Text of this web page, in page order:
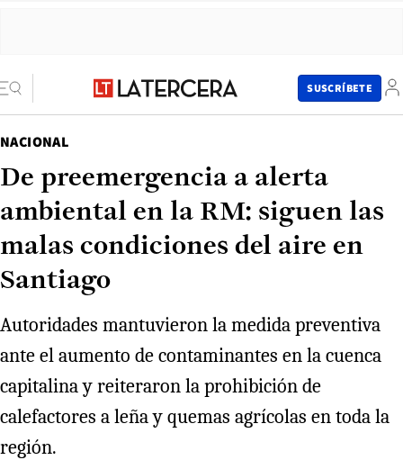
SUSCRÍBETE
NACIONAL
De preemergencia a alerta
ambiental en la RM: siguen las
malas condiciones del aire en
Santiago
Autoridades mantuvieron la medida preventiva
ante el aumento de contaminantes en la cuenca
capitalina y reiteraron la prohibición de
calefactores a leña y quemas agrícolas en toda la
región.